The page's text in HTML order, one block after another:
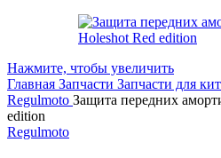
Нажмите, чтобы увеличить
Главная Запчасти Запчасти для
Regulmoto Защита передних
edition
Regulmoto